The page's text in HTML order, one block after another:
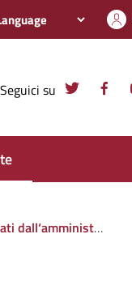
Seguici su
privati o con altre amministrazioni pubbliche